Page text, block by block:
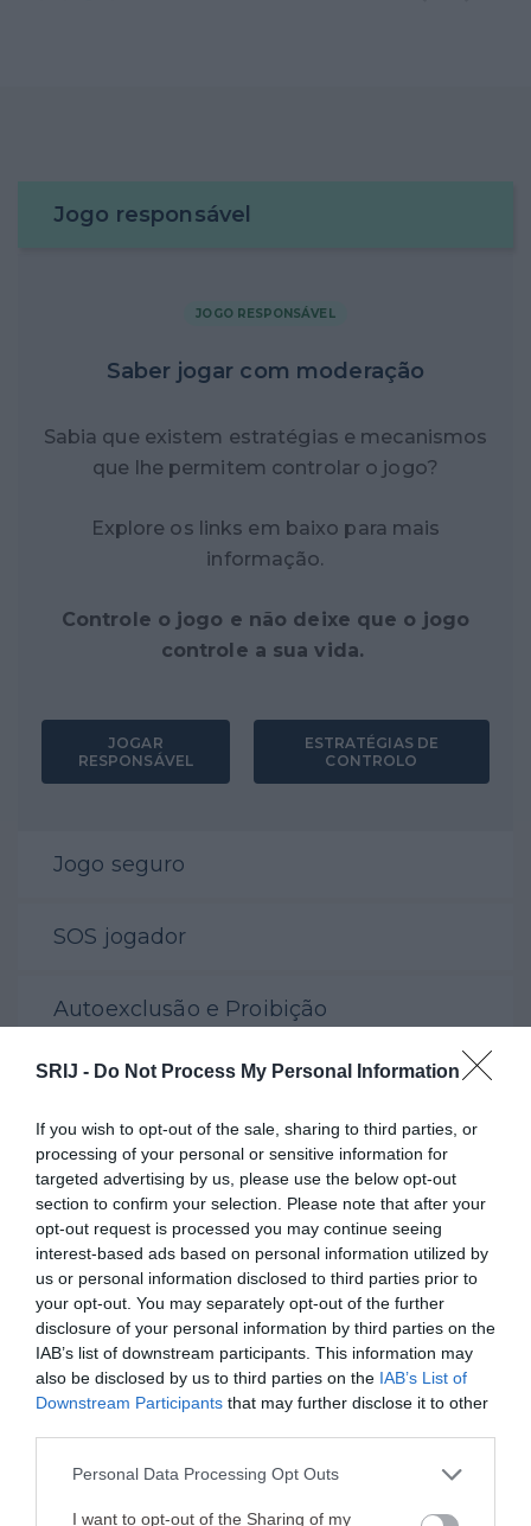
SRIJ - Do Not Process My Personal Information
If you wish to opt-out of the sale, sharing to third parties, or
processing of your personal or sensitive information for
targeted advertising by us, please use the below opt-out
section to confirm your selection. Please note that after your
opt-out request is processed you may continue seeing
interest-based ads based on personal information utilized by
us or personal information disclosed to third parties prior to
your opt-out. You may separately opt-out of the further
disclosure of your personal information by third parties on the
IAB’s list of downstream participants. This information may
also be disclosed by us to third parties on the IAB’s List of
Downstream Participants that may further disclose it to other
Please note that this website/app uses one or more Google
not limited to your visit or usage behaviour. You may click to
Personal Data Processing Opt Outs
I want to opt-out of the Sharing of my
Jogo responsável
JOGO RESPONSÁVEL
Saber jogar com moderação
Sabia que existem estratégias e mecanismos
que lhe permitem controlar o jogo?
Explore os links em baixo para mais
informação.
Controle o jogo e não deixe que o jogo
controle a sua vida.
JOGAR
RESPONSÁVEL
ESTRATÉGIAS DE
CONTROLO
Jogo seguro
SOS jogador
Autoexclusão e Proibição